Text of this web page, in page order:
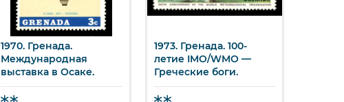
Быстрый просмотр
1970. Гренада.
Международная
выставка в Осаке.
Быстрый просмотр
1973. Гренада. 100-
летие IMO/WMO —
Греческие боги.